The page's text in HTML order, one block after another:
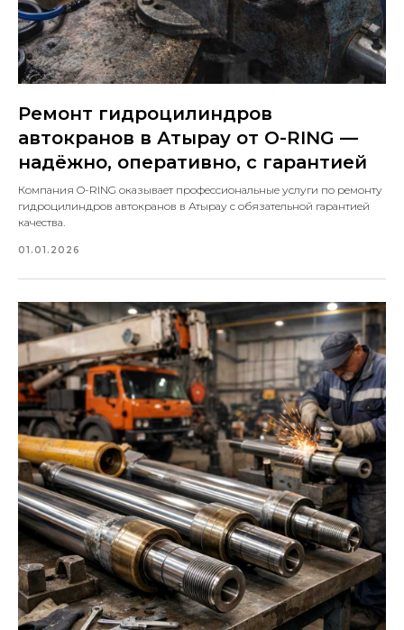
Ремонт гидроцилиндров
автокранов в Атырау от O-RING —
надёжно, оперативно, с гарантией
Компания O-RING оказывает профессиональные услуги по ремонту
гидроцилиндров автокранов в Атырау с обязательной гарантией
качества.
01.01.2026